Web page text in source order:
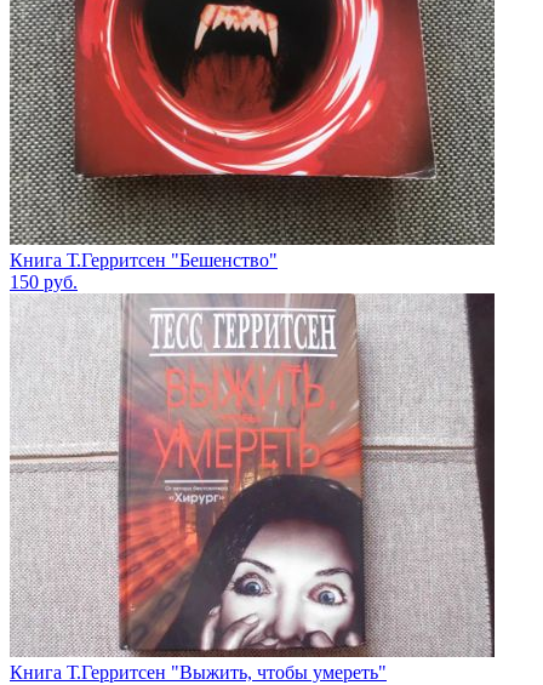
Книга Т.Герритсен "Бешенство"
150 руб.
Книга Т.Герритсен "Выжить, чтобы умереть"